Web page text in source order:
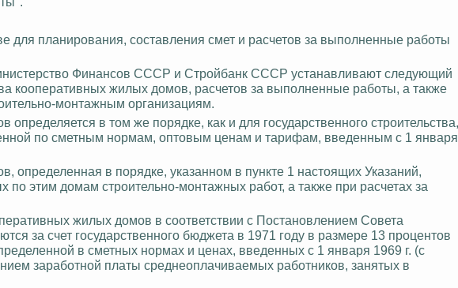
для планирования, составления смет и расчетов за выполненные работы
Финансов СССР и Стройбанк СССР устанавливают следующий
кооперативных жилых домов, расчетов за выполненные работы, а также
монтажным организациям.
в том же порядке, как и для государственного строительства,
по сметным нормам, оптовым ценам и тарифам, введенным с 1 января
определенная в порядке, указанном в пункте 1 настоящих Указаний,
по этим домам строительно-монтажных работ, а также при расчетах за
жилых домов в соответствии с Постановлением Совета
за счет государственного бюджета в 1971 году в размере 13 процентов
в сметных нормах и ценах, введенных с 1 января 1969 г. (с
заработной платы среднеоплачиваемых работников занятых в